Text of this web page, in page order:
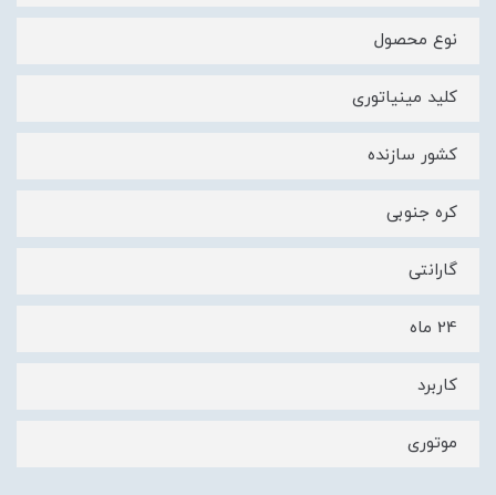
نوع محصول
کلید مینیاتوری
کشور سازنده
کره جنوبی
گارانتی
24 ماه
کاربرد
موتوری